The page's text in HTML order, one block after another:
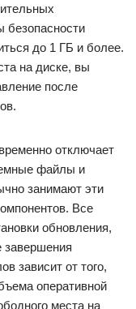
безопасности
до 1 ГБ и более.
на диске, вы
после
отключает
файлы и
занимают эти
Все
обновления,
завершения
зависит от того,
оперативной
места на